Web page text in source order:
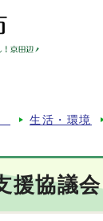
生活・環境
援協議